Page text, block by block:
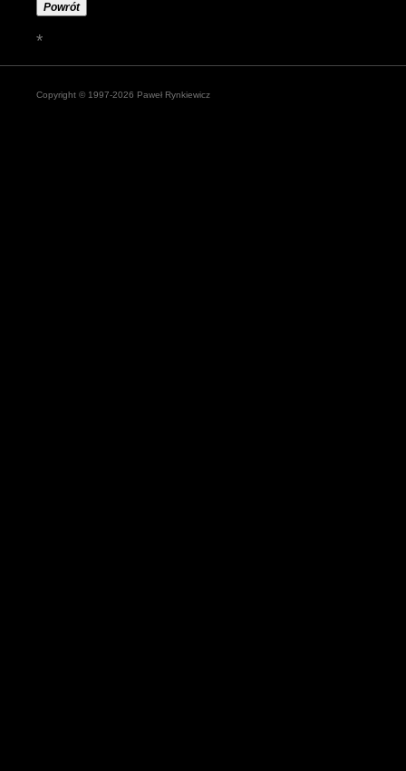
Powrót
*
Copyright © 1997-2026 Paweł Rynkiewicz